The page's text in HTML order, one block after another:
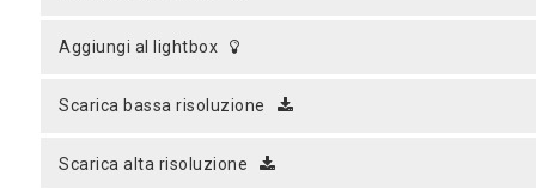
aggiungi al lightbox
scarica bassa risoluzione
scarica alta risoluzione